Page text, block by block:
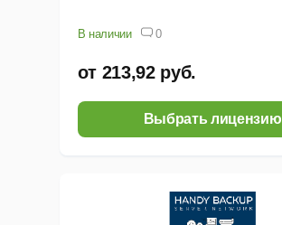
В наличии 0
от 213,92 руб.
Выбрать лицензию